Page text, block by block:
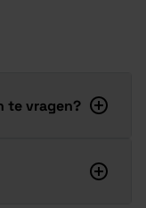
te vragen?